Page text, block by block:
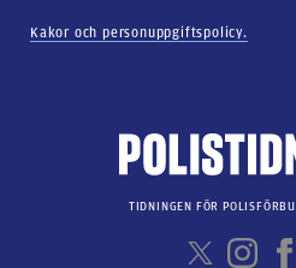
Kakor och personuppgiftspolicy.
TIDNINGEN FÖR